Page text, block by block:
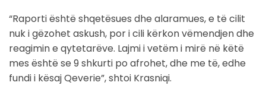
“Raporti është shqetësues dhe alaramues, e të cilit
nuk i gëzohet askush, por i cili kërkon vëmendjen dhe
reagimin e qytetarëve. Lajmi i vetëm i mirë në këtë
mes është se 9 shkurti po afrohet, dhe me të, edhe
fundi i kësaj Qeverie”, shtoi Krasniqi.